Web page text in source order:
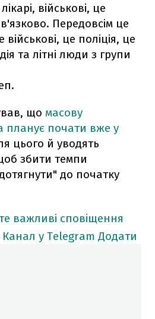
військові, це
Передовсім це
це поліція, це
та літні люди з групи
що масову
планує почати вже у
цього й уводять
збити темпи
до початку
важливі сповіщення
Канал у Telegram Додати